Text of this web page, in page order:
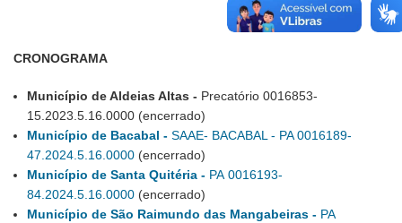
CRONOGRAMA
Município de Aldeias Altas - Precatório 0016853-
15.2023.5.16.0000 (encerrado)
Município de Bacabal - SAAE- BACABAL - PA 0016189-
47.2024.5.16.0000 (encerrado)
Município de Santa Quitéria - PA 0016193-
84.2024.5.16.0000 (encerrado)
Município de São Raimundo das Mangabeiras - PA